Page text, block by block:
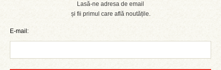
Lasă-ne adresa de email
și fii primul care află noutățile.
E-mail: